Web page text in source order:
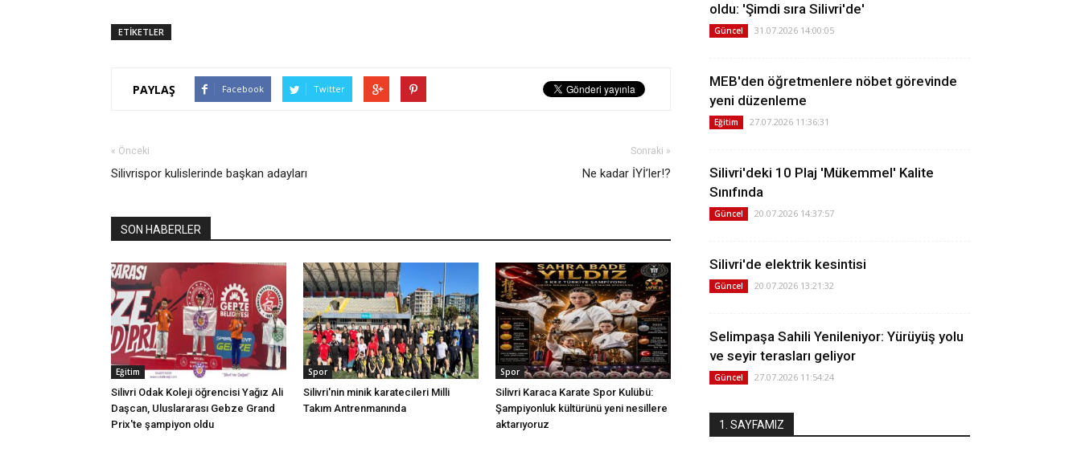
ETİKETLER
PAYLAŞ Facebook Twitter
« Önceki
Silivrispor kulislerinde başkan adayları
Sonraki »
Ne kadar İYİ’ler!?
SON HABERLER
Eğitim
Silivri Odak Koleji öğrencisi Yağız Ali
Daşcan, Uluslararası Gebze Grand
Prix'te şampiyon oldu
Spor
Silivri'nin minik karatecileri Milli
Takım Antrenmanında
Spor
Silivri Karaca Karate Spor Kulübü:
Şampiyonluk kültürünü yeni nesillere
aktarıyoruz
oldu: 'Şimdi sıra Silivri'de'
Güncel 31.07.2026 14:00:05
MEB'den öğretmenlere nöbet görevinde
yeni düzenleme
Eğitim 27.07.2026 11:36:31
Silivri'deki 10 Plaj 'Mükemmel' Kalite
Sınıfında
Güncel 20.07.2026 14:37:57
Silivri'de elektrik kesintisi
Güncel 20.07.2026 13:21:32
Selimpaşa Sahili Yenileniyor: Yürüyüş yolu
ve seyir terasları geliyor
Güncel 27.07.2026 11:54:24
1. SAYFAMIZ